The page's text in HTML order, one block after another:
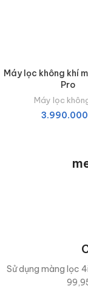
Máy lọc không khí
Pro
Máy lọc
3.990.000
Sử dụng màng lọc